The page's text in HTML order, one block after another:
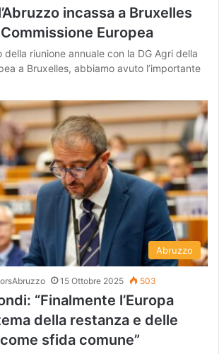
incassa a Bruxelles
Europea
riunione annuale con la DG Agri della
a Bruxelles, abbiamo avuto l’importante
Abruzzo
15 Ottobre 2025 503
“Finalmente l’Europa
della restanza e delle
sfida comune”